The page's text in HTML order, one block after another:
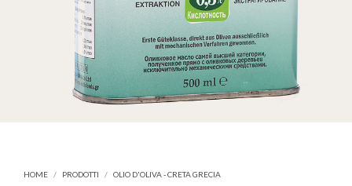
HOME / PRODOTTI / OLIO D'OLIVA - CRETA GRECIA